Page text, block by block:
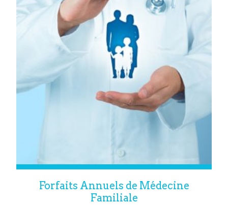
Forfaits Annuels de Médecine
Familiale